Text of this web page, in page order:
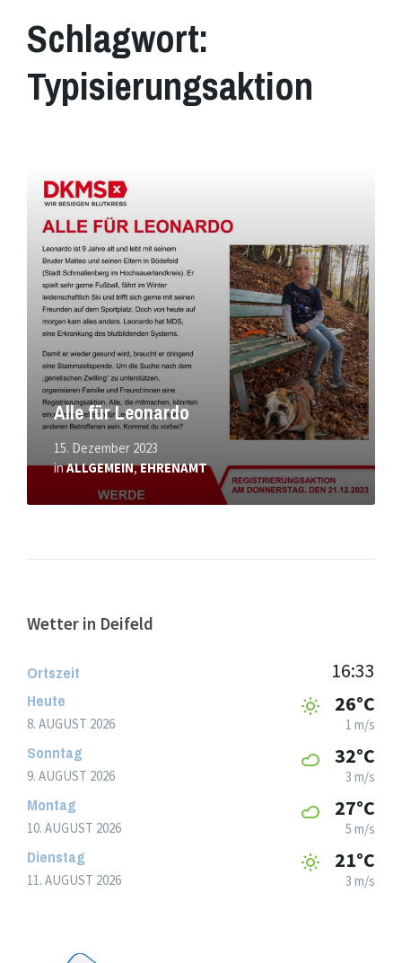
Schlagwort:
Typisierungsaktion
Alle für Leonardo
15. Dezember 2023
inALLGEMEIN,EHRENAMT
erfahren
Wetter in Deifeld
Ortszeit 16:33
Heute
8. AUGUST 2026
26°C
1 m/s
Sonntag
9. AUGUST 2026
32°C
3 m/s
Montag
10. AUGUST 2026
27°C
5 m/s
Dienstag
11. AUGUST 2026
21°C
3 m/s